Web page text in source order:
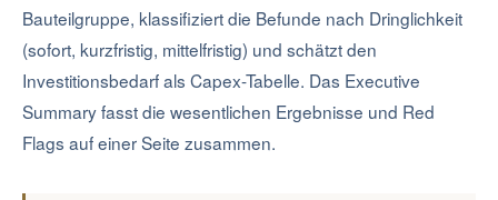
Bauteilgruppe, klassifiziert die Befunde nach Dringlichkeit
(sofort, kurzfristig, mittelfristig) und schätzt den
Investitionsbedarf als Capex-Tabelle. Das Executive
Summary fasst die wesentlichen Ergebnisse und Red
Flags auf einer Seite zusammen.